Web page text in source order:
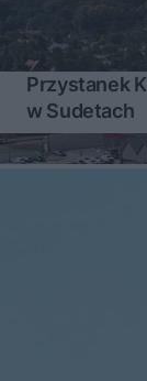
Przystanek
w Sudetach